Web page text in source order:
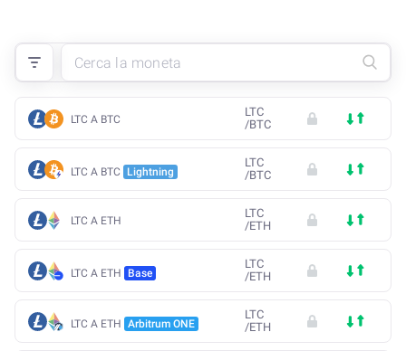
LTC A BTC
LTC
/BTC
LTC A BTC Lightning
LTC
/BTC
LTC A ETH
LTC
/ETH
LTC A ETH Base
LTC
/ETH
LTC A ETH Arbitrum ONE
LTC
/ETH